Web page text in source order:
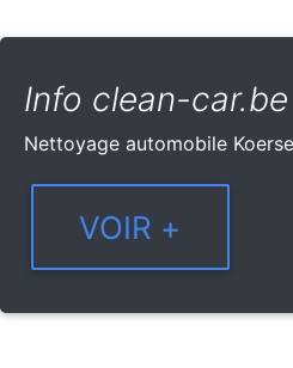
Info clean-car.be
Nettoyage automobile